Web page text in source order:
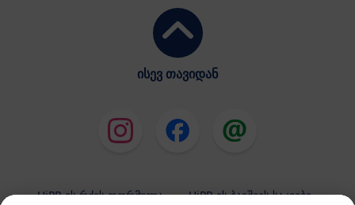
ისევ თავიდან
HiPP-ის რძის ფორმულა
HiPP-ის ბავშვის საკვები